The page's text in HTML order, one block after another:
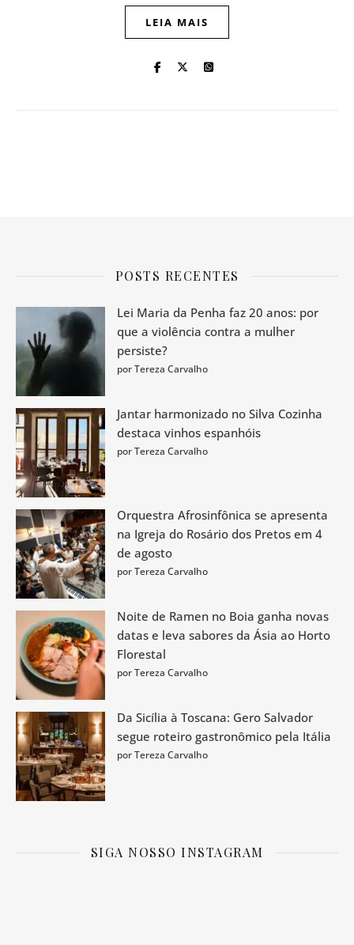
LEIA MAIS
POSTS RECENTES
Lei Maria da Penha faz 20 anos: por
que a violência contra a mulher
persiste?
por Tereza Carvalho
Jantar harmonizado no Silva Cozinha
destaca vinhos espanhóis
por Tereza Carvalho
Orquestra Afrosinfônica se apresenta
na Igreja do Rosário dos Pretos em 4
de agosto
por Tereza Carvalho
Noite de Ramen no Boia ganha novas
datas e leva sabores da Ásia ao Horto
Florestal
por Tereza Carvalho
Da Sicília à Toscana: Gero Salvador
segue roteiro gastronômico pela Itália
por Tereza Carvalho
SIGA NOSSO INSTAGRAM